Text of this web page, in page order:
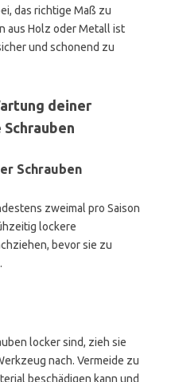
das richtige Maß zu
aus Holz oder Metall ist
und schonend zu
deiner
Schrauben
zweimal pro Saison
lockere
bevor sie zu
locker sind, zieh sie
nach. Vermeide zu
beschädigen kann und